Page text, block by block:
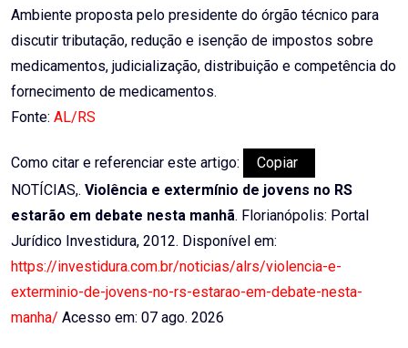
Ambiente proposta pelo presidente do órgão técnico para
discutir tributação, redução e isenção de impostos sobre
medicamentos, judicialização, distribuição e competência do
fornecimento de medicamentos.
Fonte: AL/RS
Como citar e referenciar este artigo:
Copiar
NOTÍCIAS,. Violência e extermínio de jovens no RS
estarão em debate nesta manhã. Florianópolis: Portal
Jurídico Investidura, 2012. Disponível em:
https://investidura.com.br/noticias/alrs/violencia-e-
exterminio-de-jovens-no-rs-estarao-em-debate-nesta-
manha/ Acesso em: 07 ago. 2026